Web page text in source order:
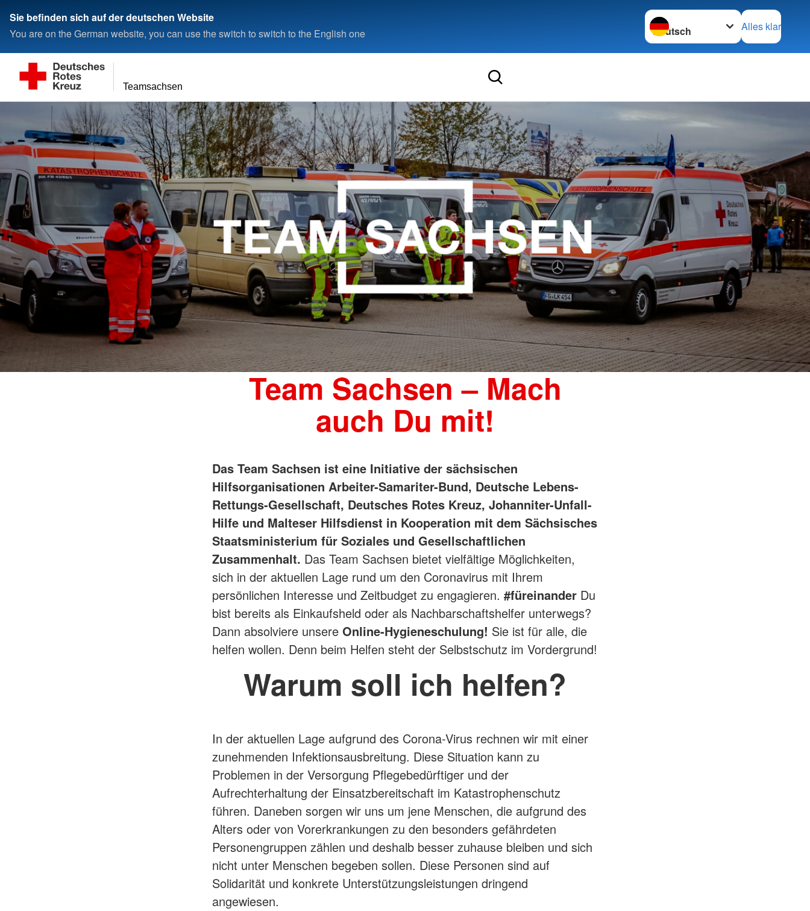
Sie befinden sich auf der deutschen Website
You are on the German website, you can use the switch to switch to the English one
Sprache wechseln zu
Alles klar
Teamsachsen
Team Sachsen – Mach
auch Du mit!
Das Team Sachsen ist eine Initiative der sächsischen
Hilfsorganisationen Arbeiter-Samariter-Bund, Deutsche Lebens-
Rettungs-Gesellschaft, Deutsches Rotes Kreuz, Johanniter-Unfall-
Hilfe und Malteser Hilfsdienst in Kooperation mit dem Sächsisches
Staatsministerium für Soziales und Gesellschaftlichen
Zusammenhalt. Das Team Sachsen bietet vielfältige Möglichkeiten,
sich in der aktuellen Lage rund um den Coronavirus mit Ihrem
persönlichen Interesse und Zeitbudget zu engagieren. #füreinander Du
bist bereits als Einkaufsheld oder als Nachbarschaftshelfer unterwegs?
Dann absolviere unsere Online-Hygieneschulung! Sie ist für alle, die
helfen wollen. Denn beim Helfen steht der Selbstschutz im Vordergrund!
Warum soll ich helfen?
In der aktuellen Lage aufgrund des Corona-Virus rechnen wir mit einer
zunehmenden Infektionsausbreitung. Diese Situation kann zu
Problemen in der Versorgung Pflegebedürftiger und der
Aufrechterhaltung der Einsatzbereitschaft im Katastrophenschutz
führen. Daneben sorgen wir uns um jene Menschen, die aufgrund des
Alters oder von Vorerkrankungen zu den besonders gefährdeten
Personengruppen zählen und deshalb besser zuhause bleiben und sich
nicht unter Menschen begeben sollen. Diese Personen sind auf
Solidarität und konkrete Unterstützungsleistungen dringend
angewiesen.